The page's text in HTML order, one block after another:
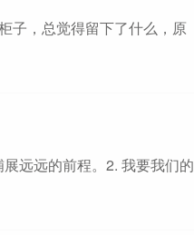
子，总觉得留下了什么，原
远远的前程。2. 我要我们的